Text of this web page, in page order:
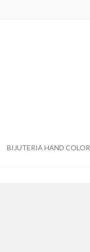
BIJUTERIA HAND COLOR